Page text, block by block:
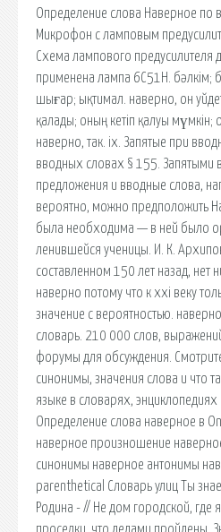
Определение слова Наверное по
Микрофон с ламповым
Схема лампового
применена лампа 6С51Н. бәлкім;
шығар; ықтимал. наверно, он
қалады; оның кетіп қалуы мүмкін;
наверно, так. ix. Запятые при
вводных словах § 155. Запятыми
предложения и вводные слова,
вероятно, можно предположить
была необходима — в ней было
ленившейся ученицы. И. К.
составленном 150 лет назад, нет
наверно потому что к xxi веку
значение с вероятностью.
словарь. 210 000 слов,
форумы для обсуждения.
синонимы, значения слова и что
языке в словарях, энциклопедиях
Определение слова наверное в
наверное произношение
синонимы наверное антонимы
parenthetical Словарь улиц Ты
Родина - // Не дом городской, где
проселки, что дедами пройдены.